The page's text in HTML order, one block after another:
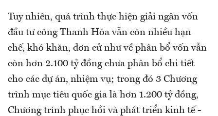
Tuy nhiên, quá trình thực hiện giải ngân vốn
đầu tư công Thanh Hóa vẫn còn nhiều hạn
chế, khó khăn, đơn cử như về phân bổ vốn vẫn
còn hơn 2.100 tỷ đồng chưa phân bổ chi tiết
cho các dự án, nhiệm vụ; trong đó 3 Chương
trình mục tiêu quốc gia là hơn 1.200 tỷ đồng,
Chương trình phục hồi và phát triển kinh tế -